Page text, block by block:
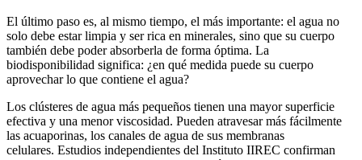
El último paso es, al mismo tiempo, el más importante: el agua no
solo debe estar limpia y ser rica en minerales, sino que su cuerpo
también debe poder absorberla de forma óptima. La
biodisponibilidad significa: ¿en qué medida puede su cuerpo
aprovechar lo que contiene el agua?
Los clústeres de agua más pequeños tienen una mayor superficie
efectiva y una menor viscosidad. Pueden atravesar más fácilmente
las acuaporinas, los canales de agua de sus membranas
celulares. Estudios independientes del Instituto IIREC confirman